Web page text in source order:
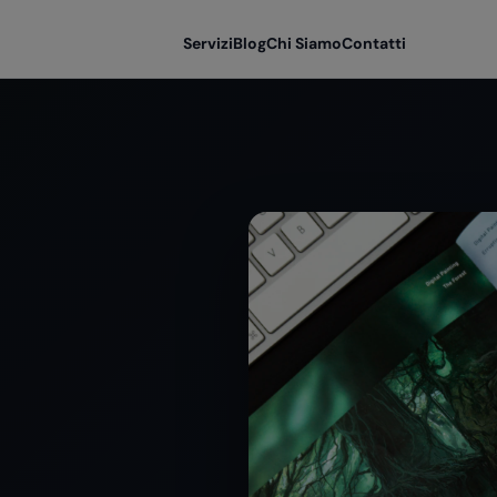
ServiziBlogChi SiamoContatti